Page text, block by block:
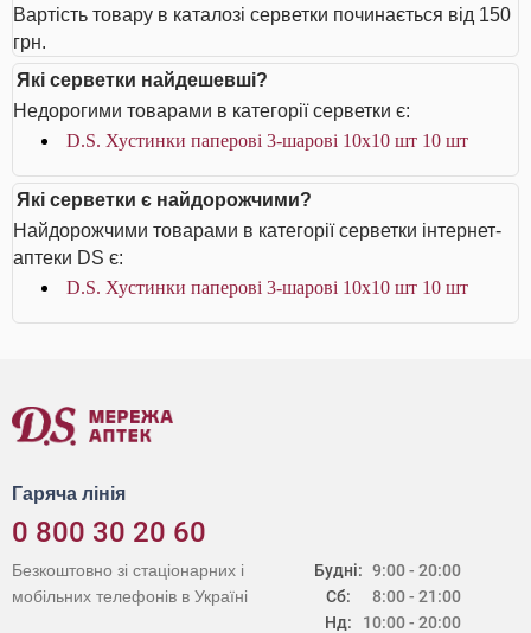
Вартість товару в каталозі серветки починається від 150
грн.
Які серветки найдешевші?
Недорогими товарами в категорії серветки є:
D.S. Хустинки паперові 3-шарові 10х10 шт 10 шт
Які серветки є найдорожчими?
Найдорожчими товарами в категорії серветки інтернет-
аптеки DS є:
D.S. Хустинки паперові 3-шарові 10х10 шт 10 шт
Гаряча лінія
0 800 30 20 60
Будні:
Сб:
Нд:
9:00 - 20:00
8:00 - 21:00
10:00 - 20:00
Безкоштовно зі стаціонарних і
мобільних телефонів в Україні